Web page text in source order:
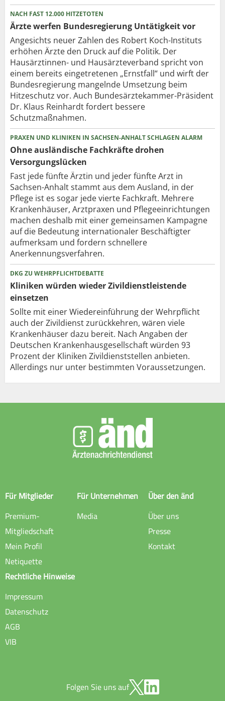
NACH FAST 12.000 HITZETOTEN
Ärzte werfen Bundesregierung Untätigkeit vor
Angesichts neuer Zahlen des Robert Koch-Instituts
erhöhen Ärzte den Druck auf die Politik. Der
Hausärztinnen- und Hausärzteverband spricht von
einem bereits eingetretenen „Ernstfall“ und wirft der
Bundesregierung mangelnde Umsetzung beim
Hitzeschutz vor. Auch Bundesärztekammer-Präsident
Dr. Klaus Reinhardt fordert bessere
Schutzmaßnahmen.
PRAXEN UND KLINIKEN IN SACHSEN-ANHALT SCHLAGEN ALARM
Ohne ausländische Fachkräfte drohen
Versorgungslücken
Fast jede fünfte Ärztin und jeder fünfte Arzt in
Sachsen-Anhalt stammt aus dem Ausland, in der
Pflege ist es sogar jede vierte Fachkraft. Mehrere
Krankenhäuser, Arztpraxen und Pflegeeinrichtungen
machen deshalb mit einer gemeinsamen Kampagne
auf die Bedeutung internationaler Beschäftigter
aufmerksam und fordern schnellere
Anerkennungsverfahren.
DKG ZU WEHRPFLICHTDEBATTE
Kliniken würden wieder Zivildienstleistende
einsetzen
Sollte mit einer Wiedereinführung der Wehrpflicht
auch der Zivildienst zurückkehren, wären viele
Krankenhäuser dazu bereit. Nach Angaben der
Deutschen Krankenhausgesellschaft würden 93
Prozent der Kliniken Zivildienststellen anbieten.
Allerdings nur unter bestimmten Voraussetzungen.
Für Mitglieder
Premium-
Mitgliedschaft
Mein Profil
Netiquette
Für Unternehmen
Media
Über den änd
Über uns
Presse
Kontakt
Rechtliche Hinweise
Impressum
Datenschutz
AGB
VIB
Folgen Sie uns auf